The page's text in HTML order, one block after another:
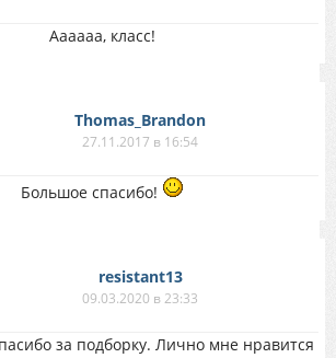
Аааааа, класс!
Thomas_Brandon
27.11.2017 в 16:54
Большое спасибо!
resistant13
09.03.2020 в 23:33
за подборку. Лично мне нравится